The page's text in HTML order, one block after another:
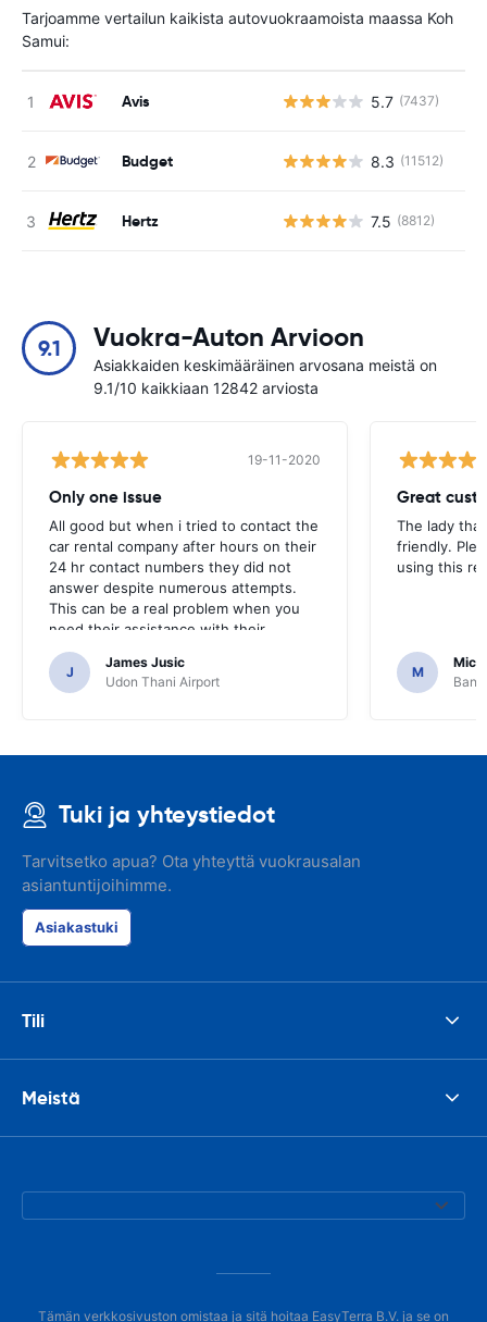
Tarjoamme vertailun kaikista autovuokraamoista maassa Koh
Samui:
Avis 5.7 (7437)
Budget 8.3 (11512)
Hertz 7.5 (8812)
9.1 Vuokra-Auton Arvioon
Asiakkaiden keskimääräinen arvosana meistä on
9.1/10 kaikkiaan 12842 arviosta
19-11-2020
Only one issue
All good but when i tried to contact the
car rental company after hours on their
24 hr contact numbers they did not
answer despite numerous attempts.
This can be a real problem when you
need their assistance with their
services or car.
J
James Jusic
Udon Thani Airport
Great
The lady
friendly.
using this
M
Tuki ja yhteystiedot
Tarvitsetko apua? Ota yhteyttä vuokrausalan
asiantuntijoihimme.
Asiakastuki
Tili
Meistä
Tämän verkkosivuston omistaa ja sitä hoitaa EasyTerra B.V. ja se on